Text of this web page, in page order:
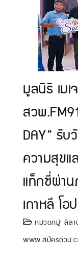
มูลนิธิ เม
สวพ
DAY” รับ
ความสุขแ
แท็กซี่ผ่า
เกาหลี โอ
หมวดหมู่: ลีลา
www.สมัครด่วน